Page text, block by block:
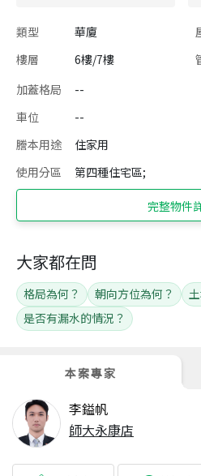
類型 華廈
樓層
6樓/7樓
加蓋格局
--
車位
--
謄本用途
住家用
使用分區
第四種住宅區;
完整物件
本案專家
李鎰帆
師大永康店
大家都在問
格局為何？ 朝向方位為何？
是否有漏水的情況？